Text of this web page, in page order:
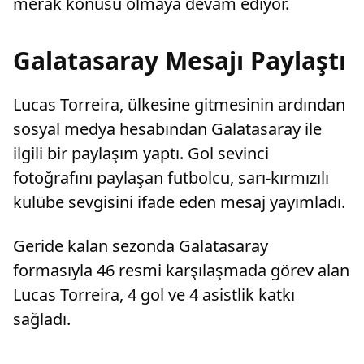
Galatasaray Mesajı Paylaştı
Lucas Torreira, ülkesine gitmesinin ardından
sosyal medya hesabından Galatasaray ile
ilgili bir paylaşım yaptı. Gol sevinci
fotoğrafını paylaşan futbolcu, sarı-kırmızılı
kulübe sevgisini ifade eden mesaj yayımladı.
Geride kalan sezonda Galatasaray
formasıyla 46 resmi karşılaşmada görev alan
Lucas Torreira, 4 gol ve 4 asistlik katkı
sağladı.